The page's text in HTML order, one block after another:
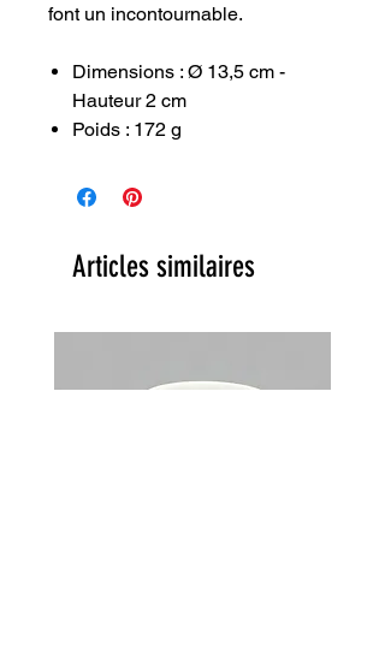
font un incontournable.
Dimensions : Ø 13,5 cm -
Hauteur 2 cm
Poids : 172 g
Articles similaires